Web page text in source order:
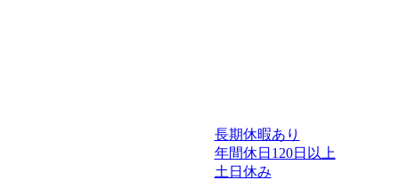
長期休暇あり
年間休日120日以上
土日休み